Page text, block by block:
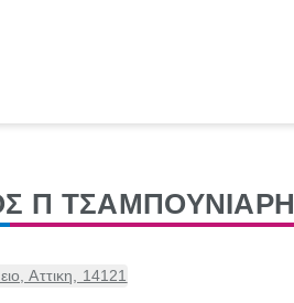
Π
Αττικη, 14121